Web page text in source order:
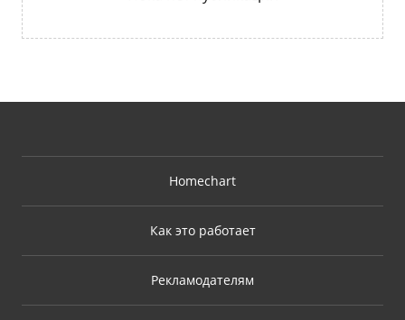
Homechart
Как это работает
Рекламодателям